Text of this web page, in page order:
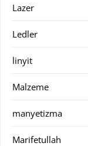
Lazer
Ledler
linyit
Malzeme
manyetizma
Marifetullah